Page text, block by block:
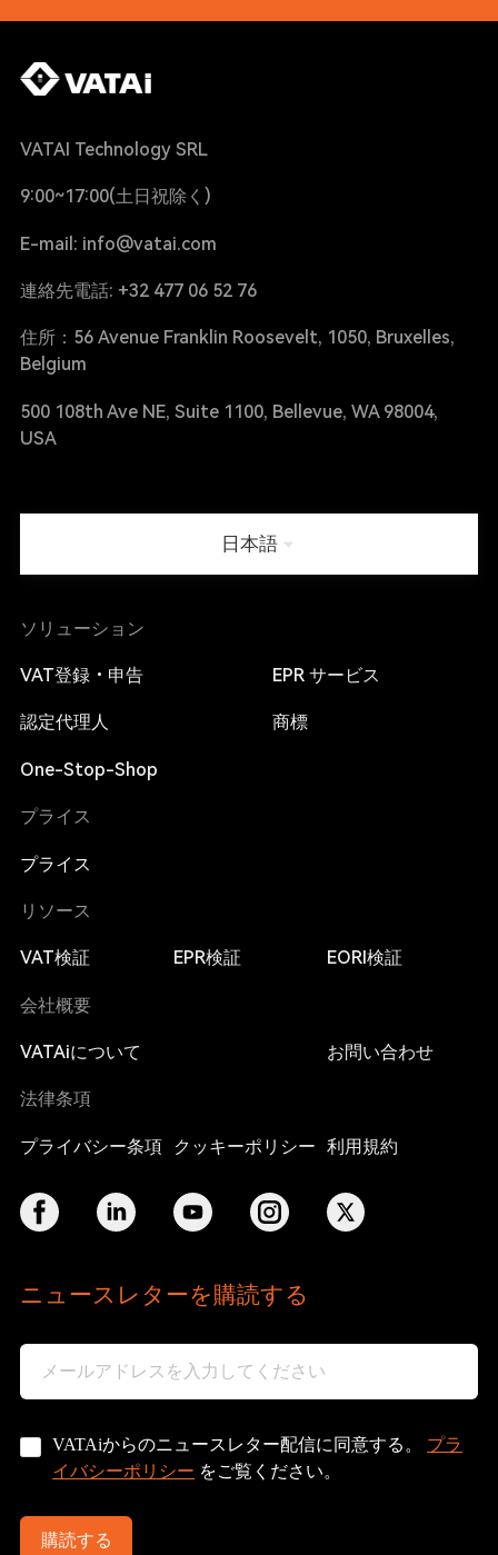
VATAI Technology SRL
9:00~17:00(土日祝除く)
E-mail: info@vatai.com
連絡先電話: +32 477 06 52 76
住所：56 Avenue Franklin Roosevelt, 1050, Bruxelles,
Belgium
500 108th Ave NE, Suite 1100, Bellevue, WA 98004,
USA
日本語
ソリューション
VAT登録・申告 EPR サービス
認定代理人 商標
One-Stop-Shop
プライス
プライス
リソース
VAT検証 EPR検証 EORI検証
会社概要
VATAiについて お問い合わせ
法律条項
プライバシー条項 クッキーポリシー 利用規約
ニュースレターを購読する
VATAiからのニュースレター配信に同意する。 プラ
イバシーポリシー をご覧ください。
購読する